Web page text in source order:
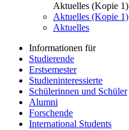
Aktuelles (Kopie 1)
Aktuelles (Kopie 1)
Aktuelles
Informationen für
Studierende
Erstsemester
Studieninteressierte
Schülerinnen und Schüler
Alumni
Forschende
International Students